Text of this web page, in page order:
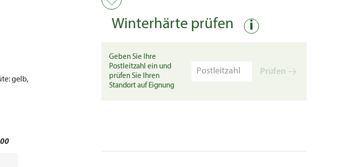
gelb,
Winterhärte prüfen i
Geben Sie Ihre
Postleitzahl ein und
prüfen Sie Ihren
Standort auf Eignung
Prüfen